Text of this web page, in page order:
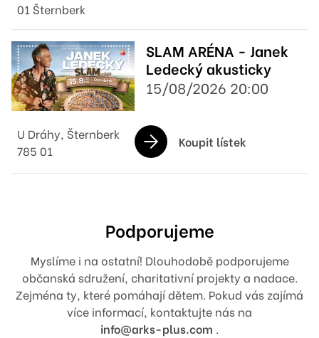
01 Šternberk
SLAM ARÉNA - Janek
Ledecký akusticky
15/08/2026 20:00
U Dráhy, Šternberk
785 01
Koupit lístek
Podporujeme
Myslíme i na ostatní! Dlouhodobě podporujeme
občanská sdružení, charitativní projekty a nadace.
Zejména ty, které pomáhají dětem. Pokud vás zajímá
více informací, kontaktujte nás na
info@arks-plus.com .